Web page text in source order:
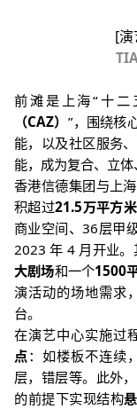
[
前滩是上海“十二
（CAZ） ”，围绕核
能，以及社区服务
能，成为复合、立体
香港信德集团与上
积超过21.5万平方米
商业空间、36层甲
2023年 4 月开业
大剧场和一个1500
演活动的场地需求
台。
在演艺中心实施过
点 ：如楼板不连续
层，错层等。此外
的前提下实现结构